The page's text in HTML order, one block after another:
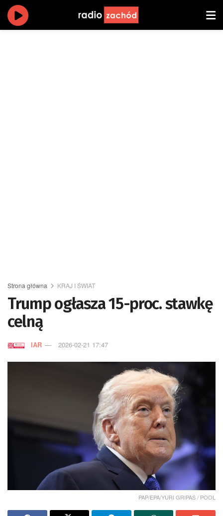
Strona główna KRAJ I ŚWIAT
Trump ogłasza 15-proc. stawkę
celną
IAR 2026-02-21 17:47
PAP/EPA/YURI GRIPAS / POOL